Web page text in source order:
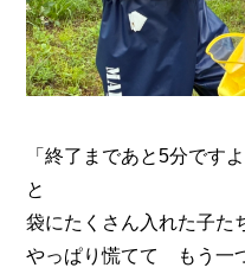
「終了まであと5分です
と
袋にたくさん入れた子た
やっぱり慌てて もう一